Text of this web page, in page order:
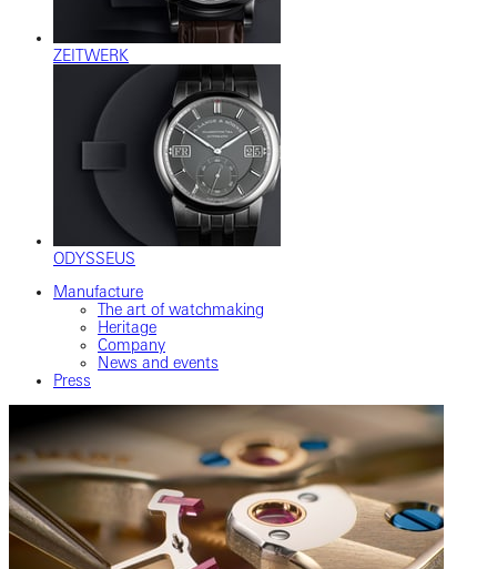
ZEITWERK
ODYSSEUS
Manufacture
The art of watchmaking
Heritage
Company
News and events
Press